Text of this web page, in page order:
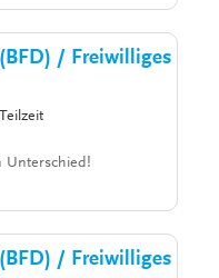
/ Freiwilliges
Unterschied!
/ Freiwilliges